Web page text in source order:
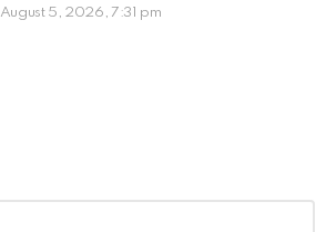
August 5, 2026, 7:31 pm